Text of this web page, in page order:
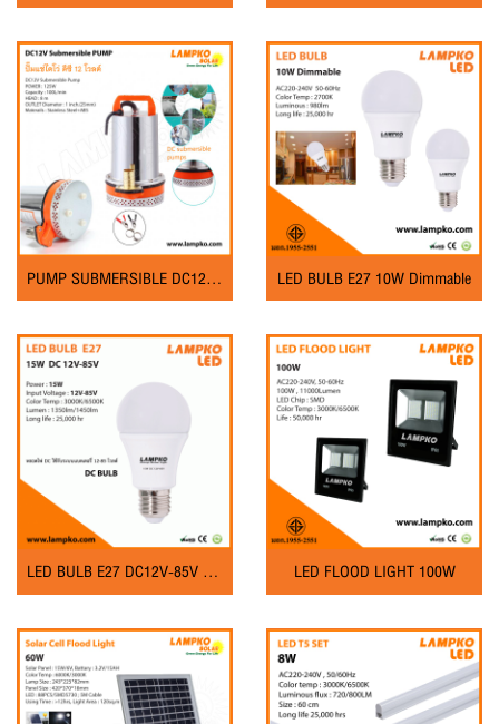
PUMP SUBMERSIBLE DC12V 125W SOLAR LED BULB E27 10W Dimmable
LED BULB E27 DC12V-85V 15W LED FLOOD LIGHT 100W